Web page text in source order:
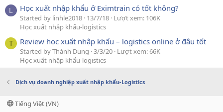
L Học xuất nhập khẩu ở Eximtrain có tốt không?
Started by linhle2018 13/7/18 Lượt xem: 106K
Học xuất nhập khẩu-logistics
T Review học xuất nhập khẩu – logistics online ở đâu tốt
Started by Thành Dung 3/3/20 Lượt xem: 66K
Học xuất nhập khẩu-logistics
Dịch vụ doanh nghiệp xuất nhập khẩu-Logistics
Tiếng Việt (VN)